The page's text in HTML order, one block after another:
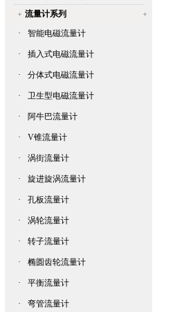
流量计系列
·
智能电磁流量计
· 插入式电磁流量计
· 分体式电磁流量计
· 卫生型电磁流量计
· 阿牛巴流量计
· V锥流量计
· 涡街流量计
· 旋进旋涡流量计
· 孔板流量计
· 涡轮流量计
· 转子流量计
· 椭圆齿轮流量计
· 平衡流量计
· 弯管流量计